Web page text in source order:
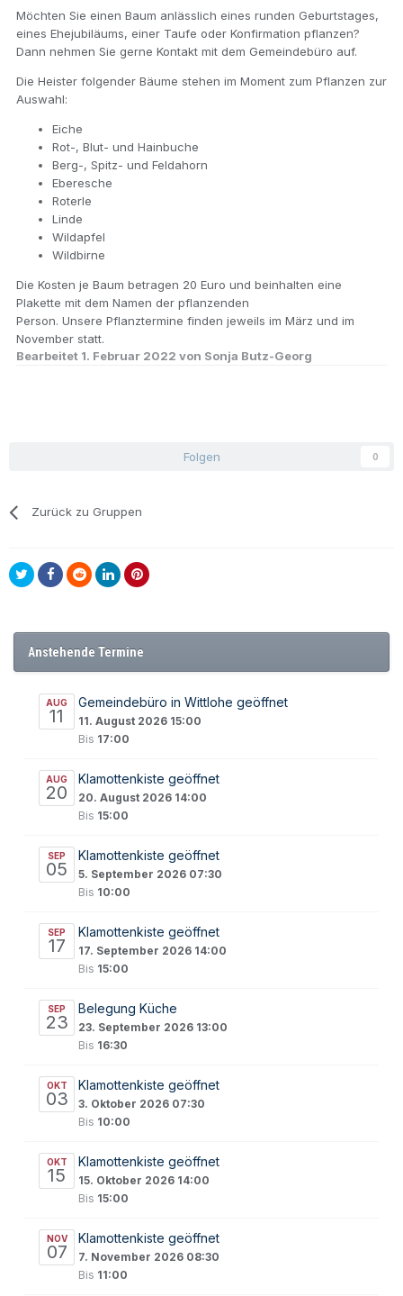
Möchten Sie einen Baum anlässlich eines runden Geburtstages,
eines Ehejubiläums, einer Taufe oder Konfirmation pflanzen?
Dann nehmen Sie gerne Kontakt mit dem Gemeindebüro auf.
Die Heister folgender Bäume stehen im Moment zum Pflanzen zur
Auswahl:
Eiche
Rot-, Blut- und Hainbuche
Berg-, Spitz- und Feldahorn
Eberesche
Roterle
Linde
Wildapfel
Wildbirne
Die Kosten je Baum betragen 20 Euro und beinhalten eine
Plakette mit dem Namen der pflanzenden
Person. Unsere Pflanztermine finden jeweils im März und im
November statt.
Bearbeitet 1. Februar 2022 von Sonja Butz-Georg
Folgen 0
Zurück zu Gruppen
Anstehende Termine
AUG
11
Gemeindebüro in Wittlohe geöffnet
11. August 2026 15:00
Bis 17:00
AUG
20
Klamottenkiste geöffnet
20. August 2026 14:00
Bis 15:00
SEP
05
Klamottenkiste geöffnet
5. September 2026 07:30
Bis 10:00
SEP
17
Klamottenkiste geöffnet
17. September 2026 14:00
Bis 15:00
SEP
23
Belegung Küche
23. September 2026 13:00
Bis 16:30
OKT
03
Klamottenkiste geöffnet
3. Oktober 2026 07:30
Bis 10:00
OKT
15
Klamottenkiste geöffnet
15. Oktober 2026 14:00
Bis 15:00
NOV
07
Klamottenkiste geöffnet
7. November 2026 08:30
Bis 11:00